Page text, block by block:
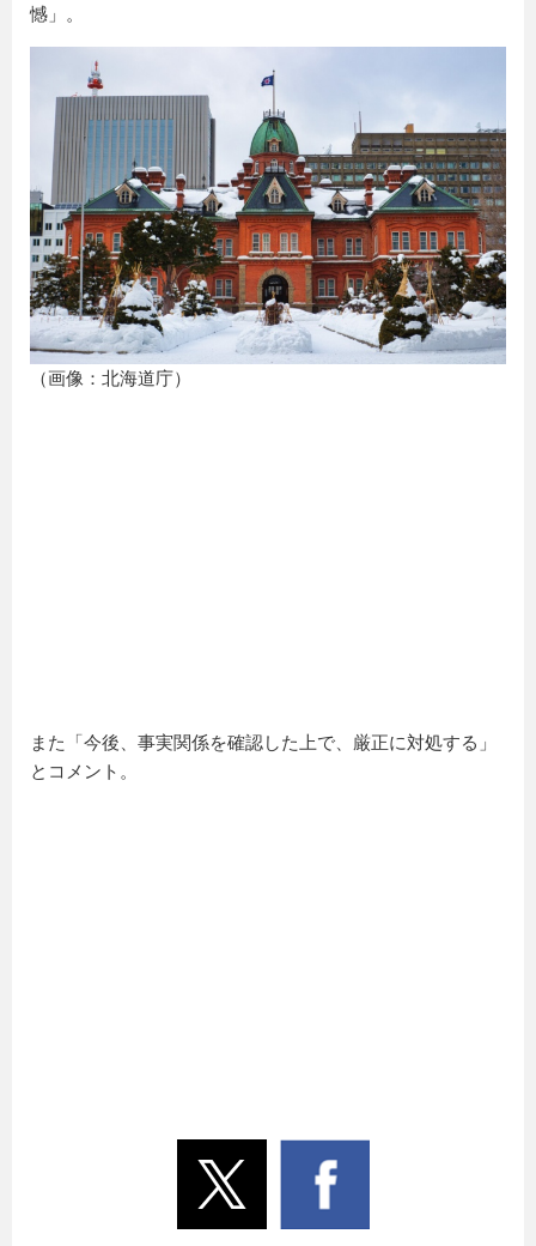
憾」。
（画像：北海道庁）
また「今後、事実関係を確認した上で、厳正に対処する」
とコメント。